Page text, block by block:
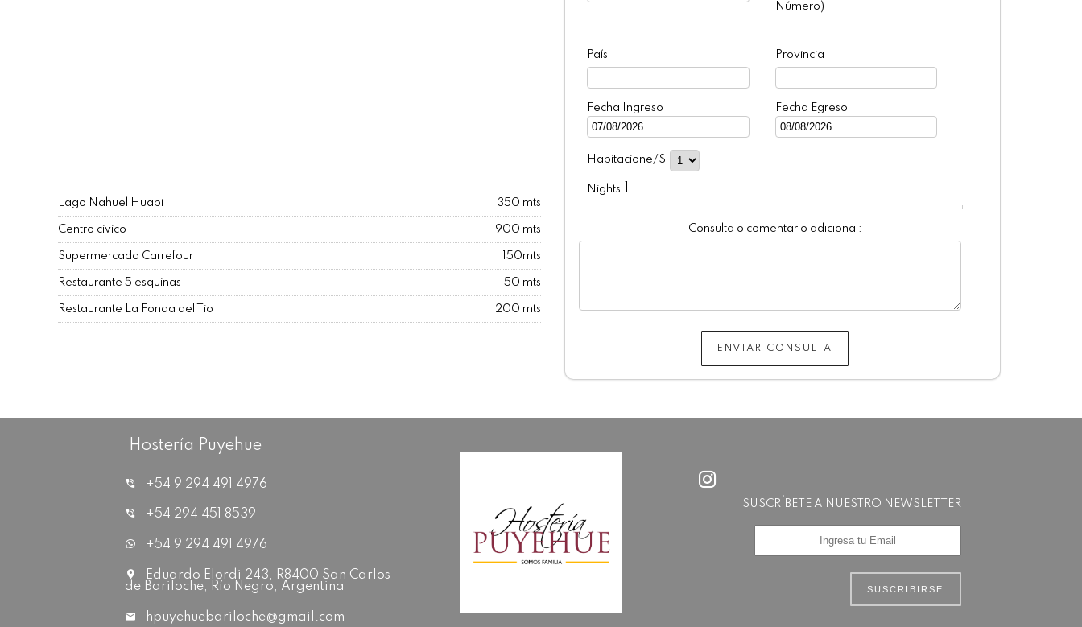
Lago Nahuel Huapi 350 mts
Centro civico 900 mts
Supermercado Carrefour 150mts
Restaurante 5 esquinas 50 mts
Restaurante La Fonda del Tio 200 mts
Número)
País Provincia
Fecha Ingreso Fecha Egreso
Habitacione/s
Nights
Consulta o comentario adicional:
ENVIAR CONSULTA
Hostería Puyehue
+54 9 294 491 4976
+54 294 451 8539
+54 9 294 491 4976
Eduardo Elordi 243, R8400 San Carlos
de Bariloche, Río Negro, Argentina
hpuyehuebariloche@gmail.com
SUSCRÍBETE A NUESTRO NEWSLETTER
SUSCRIBIRSE